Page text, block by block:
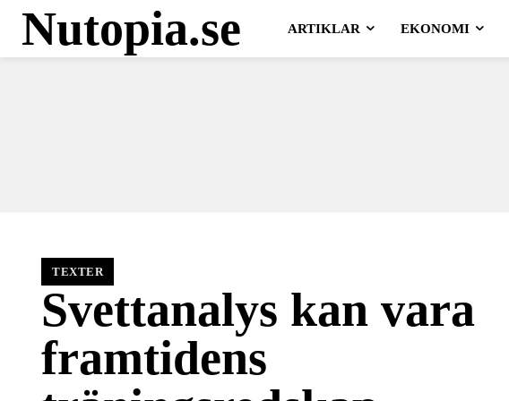
Nutopia.se ARTIKLAR EKONOMI
TEXTER
Svettanalys kan vara
framtidens